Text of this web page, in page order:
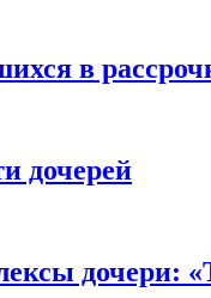
в
дочерей
дочери: